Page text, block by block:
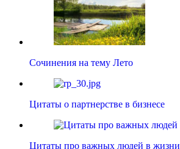
Сочинения на тему Лето
Цитаты о партнерстве в бизнесе
Цитаты про важных людей в жизни